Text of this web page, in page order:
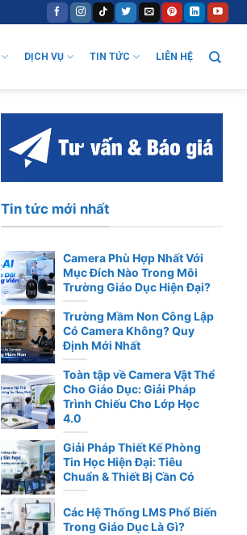
DỊCH VỤ TIN TỨC LIÊN HỆ
Tin tức mới nhất
Camera Phù Hợp Nhất Với
Mục Đích Nào Trong Môi
Trường Giáo Dục Hiện Đại?
Trường Mầm Non Công Lập
Có Camera Không? Quy
Định Mới Nhất
Toàn tập về Camera Vật Thể
Cho Giáo Dục: Giải Pháp
Trình Chiếu Cho Lớp Học
4.0
Giải Pháp Thiết Kế Phòng
Tin Học Hiện Đại: Tiêu
Chuẩn & Thiết Bị Cần Có
Các Hệ Thống LMS Phổ Biến
Trong Giáo Dục Là Gì?